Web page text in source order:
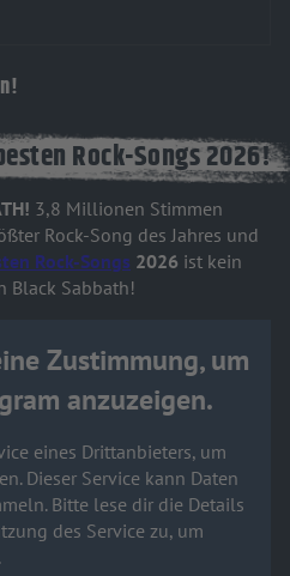
Rock-Songs 2026!
3,8 Millionen Stimmen
Rock-Song des Jahres und
Rock-Songs 2026 ist kein
Black Sabbath!
Zustimmung, um
anzuzeigen.
eines Drittanbieters, um
Dieser Service kann Daten
Bitte lese dir die Details
des Service zu, um